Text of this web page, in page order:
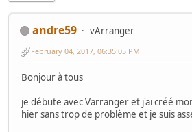
andre59 vArranger
February 04, 2017, 06:35:05 PM
Bonjour à tous
je débute avec Varranger et j'ai créé
hier sans trop de problème et je suis